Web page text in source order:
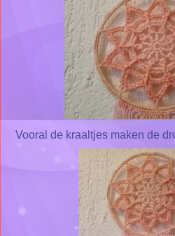
Vooral de kraaltjes maken de